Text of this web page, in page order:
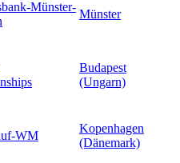
Münster-
Münster
Budapest
(Ungarn)
WM
Kopenhagen
(Dänemark)